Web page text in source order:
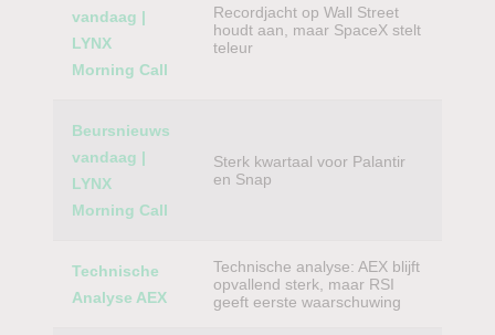
vandaag |
LYNX
Morning Call
Recordjacht op Wall Street
houdt aan, maar SpaceX stelt
teleur
Beursnieuws
vandaag |
LYNX
Morning Call
Sterk kwartaal voor Palantir
en Snap
Technische
Analyse AEX
Technische analyse: AEX blijft
opvallend sterk, maar RSI
geeft eerste waarschuwing